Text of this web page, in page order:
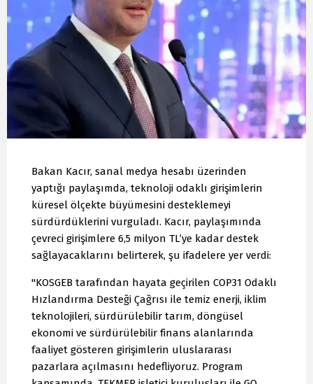
Bakan Kacır, sanal medya hesabı üzerinden
yaptığı paylaşımda, teknoloji odaklı girişimlerin
küresel ölçekte büyümesini desteklemeyi
sürdürdüklerini vurguladı. Kacır, paylaşımında
çevreci girişimlere 6,5 milyon TL’ye kadar destek
sağlayacaklarını belirterek, şu ifadelere yer verdi:
"KOSGEB tarafından hayata geçirilen COP31 Odaklı
Hızlandırma Desteği Çağrısı ile temiz enerji, iklim
teknolojileri, sürdürülebilir tarım, döngüsel
ekonomi ve sürdürülebilir finans alanlarında
faaliyet gösteren girişimlerin uluslararası
pazarlara açılmasını hedefliyoruz. Program